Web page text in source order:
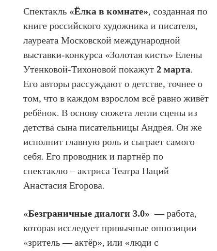
Спектакль «Ёлка в комнате», созданная по
книге российского художника и писателя,
лауреата Московской международной
выставки-конкурса «Золотая кисть» Елены
Утенковой-Тихоновой покажут2 марта.
Его авторы рассуждают о детстве, точнее о
том, что в каждом взрослом всё равно живëт
ребëнок. В основу сюжета легли сцены из
детства сына писательницы Андрея. Он же
исполнит главную роль и сыграет самого
себя. Его проводник и партнёр по
спектаклю – актриса Театра Наций
Анастасия Егорова.
«Безграничные диалоги 3.0» — работа,
которая исследует привычные оппозиции
«зритель — актёр», или «люди с